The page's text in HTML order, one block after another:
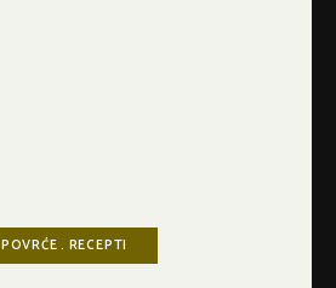
POVRĆE RECEPTI